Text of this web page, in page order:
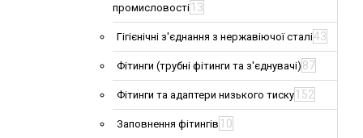
промисловості 13
Гігієнічні з'єднання з нержавіючої сталі43
Фітинги (трубні фітинги та з'єднувачі) 87
Фітинги та адаптери низького тиску 152
Заповнення фітингів 10